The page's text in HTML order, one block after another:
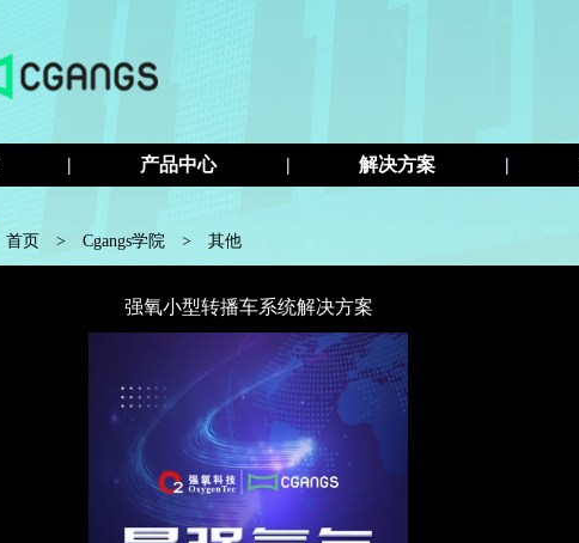
| 产品中心 | 解决方案 |
首页 > Cgangs学院 > 其他
强氧小型转播车系统解决方案